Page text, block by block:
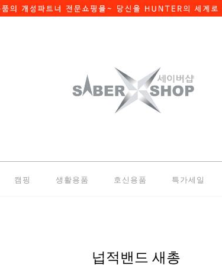
캠핑 생활용품 호신용품 특가세일
넙적밴드 새총